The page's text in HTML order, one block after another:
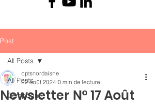
Post
All Posts
Campagne
All Posts
Newsletter N° 17 Août
cptsnordaisne
22 août 2024 0 min de lecture